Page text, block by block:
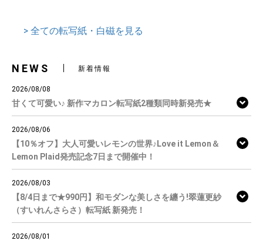
> 全ての転写紙・白磁を見る
NEWS 新着情報
2026/08/08
甘くて可愛い♪ 新作マカロン転写紙2種類同時新発売★
2026/08/06
【10％オフ】大人可愛いレモンの世界♪Love it Lemon＆
Lemon Plaid発売記念7日まで開催中！
2026/08/03
【8/4日まで★990円】和モダンな美しさを纏う!翠蓮更紗
（すいれんさらさ）転写紙 新発売！
2026/08/01